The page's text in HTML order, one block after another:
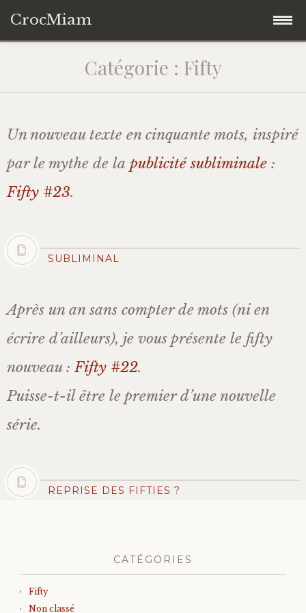
CrocMiam
contenu
Catégorie : Fifty
Un nouveau texte en cinquante mots, inspiré
par le mythe de la publicité subliminale :
Fifty #23.
SUBLIMINAL
Après un an sans compter de mots (ni en
écrire d’ailleurs), je vous présente le fifty
nouveau :Fifty #22.
Puisse-t-il être le premier d’une nouvelle
série.
REPRISE DES FIFTIES ?
CATÉGORIES
Fifty
Non classé